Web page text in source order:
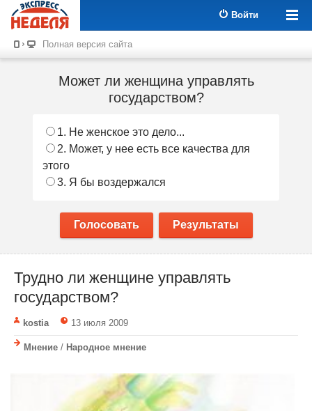
Войти
Полная версия сайта
Может ли женщина управлять
государством?
1. Не женское это дело...
2. Может, у нее есть все качества для
этого
3. Я бы воздержался
Голосовать Результаты
Трудно ли женщине управлять
государством?
kostia 13 июля 2009
Мнение / Народное мнение